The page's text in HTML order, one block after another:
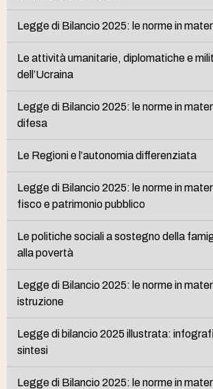
Legge di Bilancio 2025: le norme in
Le attività umanitarie, diplomatiche e
dell’Ucraina
Legge di Bilancio 2025: le norme in
difesa
Le Regioni e l’autonomia differenziata
Legge di Bilancio 2025: le norme in
fisco e patrimonio pubblico
Le politiche sociali a sostegno della
alla povertà
Legge di Bilancio 2025: le norme in
istruzione
Legge di bilancio 2025 illustrata:
sintesi
Legge di Bilancio 2025: le norme in